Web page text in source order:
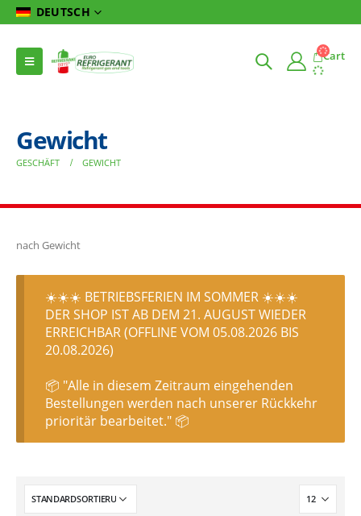
DEUTSCH
Cart
Gewicht
GESCHÄFT GEWICHT
nach Gewicht
☀️☀️☀️ BETRIEBSFERIEN IM SOMMER ☀️☀️☀️
DER SHOP IST AB DEM 21. AUGUST WIEDER
ERREICHBAR (OFFLINE VOM 05.08.2026 BIS
20.08.2026)
📦 "Alle in diesem Zeitraum eingehenden
Bestellungen werden nach unserer Rückkehr
prioritär bearbeitet." 📦